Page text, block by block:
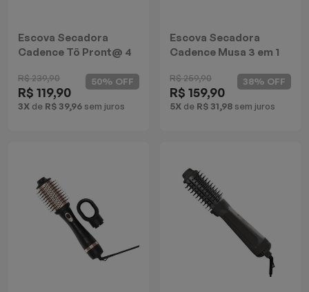
Escova Secadora
Cadence Tô Pront@ 4
R$ 239,90
R$ 119,90
3X de R$ 39,96 sem juros
50% OFF
Escova Secadora
Cadence Musa 3 em 1
R$ 259,90
R$ 159,90
5X de R$ 31,98 sem juros
38% OFF
Cooktops
Batedeiras